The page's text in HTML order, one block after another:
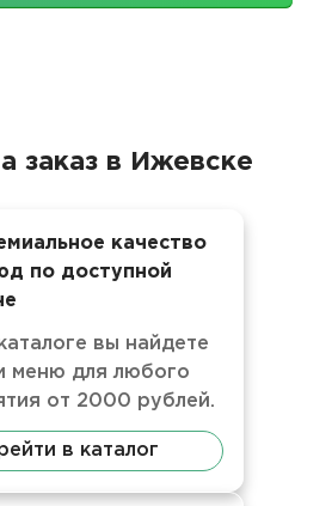
заказ в Ижевске
качество
по доступной
вы найдете
меню для любого
от 2000 рублей.
в каталог